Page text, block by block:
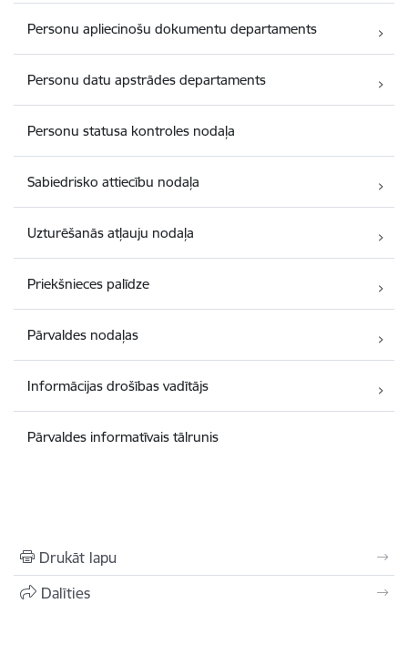
Personu apliecinošu dokumentu departaments
Personu datu apstrādes departaments
Personu statusa kontroles nodaļa
Sabiedrisko attiecību nodaļa
Uzturēšanās atļauju nodaļa
Priekšnieces palīdze
Pārvaldes nodaļas
Informācijas drošības vadītājs
Pārvaldes informatīvais tālrunis
Drukāt lapu
Dalīties